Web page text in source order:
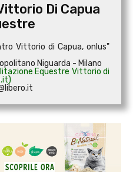
Di Capua
Vittorio di Capua, onlus"
Niguarda - Milano
Equestre Vittorio di